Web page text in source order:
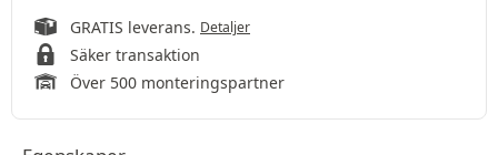
GRATIS leverans. Detaljer
Säker transaktion
Över 500 monteringspartner